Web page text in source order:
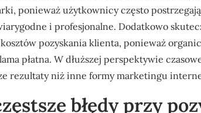
ponieważ użytkownicy często
i profesjonalne. Dodatkowo
pozyskania klienta, ponieważ
płatna. W dłuższej perspektywie
rezultaty niż inne formy marketingu
błędy przy